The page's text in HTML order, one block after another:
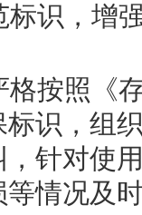
识，增
按照《
识，组
针对使
情况及